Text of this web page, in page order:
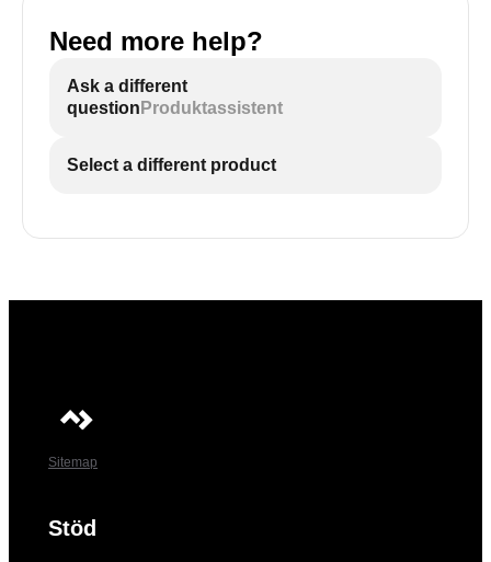
Need more help?
Ask a different
question Produktassistent
Select a different product
Sitemap
Stöd